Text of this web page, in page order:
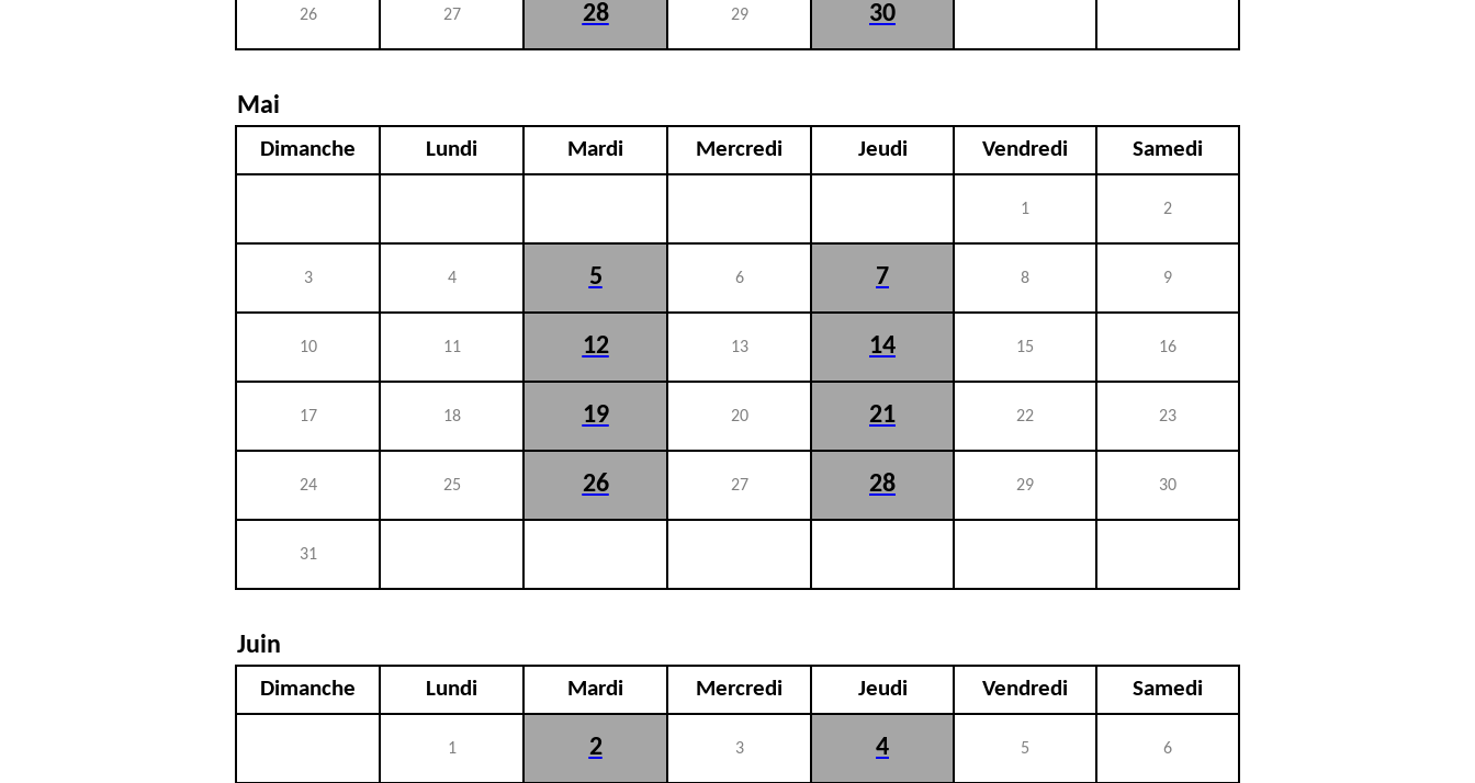
26 27 28 29 30
Mai
Dimanche Lundi Mardi Mercredi Jeudi Vendredi Samedi
1 2
3 4 5 6 7 8 9
10 11 12 13 14 15 16
17 18 19 20 21 22 23
24 25 26 27 28 29 30
31
Juin
Dimanche Lundi Mardi Mercredi Jeudi Vendredi Samedi
1 2 3 4 5 6